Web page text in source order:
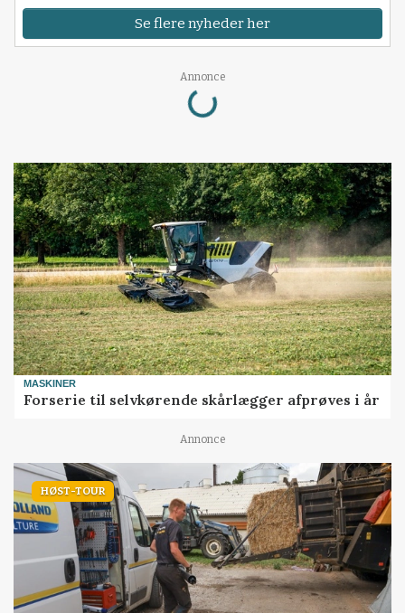
Se flere nyheder her
Annonce
Loading...
MASKINER
Forserie til selvkørende skårlægger afprøves i år
Annonce
HØST-TOUR